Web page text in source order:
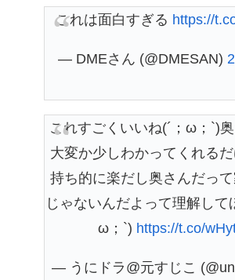
これは面白すぎる https://
— DMEさん (@DMESAN)
これすごくいいね(´；ω；`)
大変か少しわかってくれる
持ち的に楽だし奥さんだっ
じゃないんだよって理解して
ω；`) https://t.co/
— うにドラ@元すじこ